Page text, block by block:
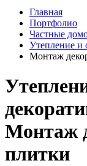
Главная
Портфолио
Частные
Утепление и
Монтаж
Монтаж
плитки